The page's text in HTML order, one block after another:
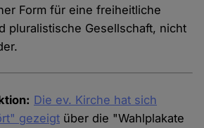
Form für eine freiheitliche
pluralistische Gesellschaft, nicht
Die ev. Kirche hat sich
gezeigt über die "Wahlplakate